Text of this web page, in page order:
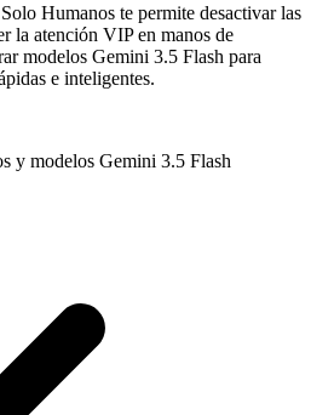
Humanos te permite desactivar las
la atención VIP en manos de
modelos Gemini 3.5 Flash para
e inteligentes.